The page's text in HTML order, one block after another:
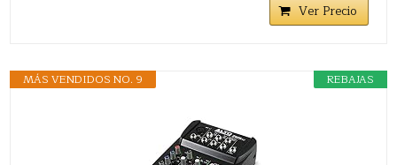
Ver Precio
REBAJAS
MÁS VENDIDOS NO. 9